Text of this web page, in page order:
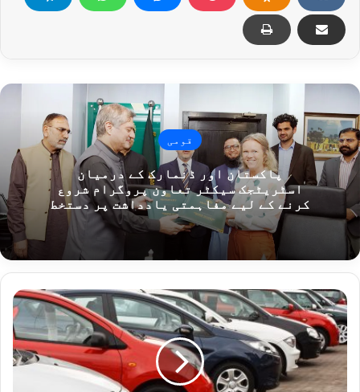
قومی
پاکستان اور ڈنمارک کے درمیان
اسٹریٹجک سیکٹر تعاون پروگرام شروع
کرنے کے لیے مفاہمتی یادداشت پر دستخط
ب
ج
ٹ
2
6